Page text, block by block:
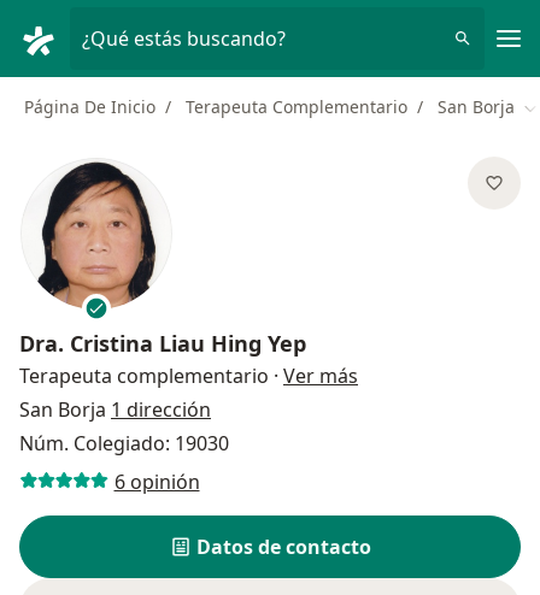
¿Qué estás buscando?
Página De Inicio Terapeuta Complementario San Borja
Dra. Cristina Liau Hing Yep
Terapeuta complementario · Ver más
San Borja 1 dirección
Núm. Colegiado: 19030
6 opinión
Datos de contacto